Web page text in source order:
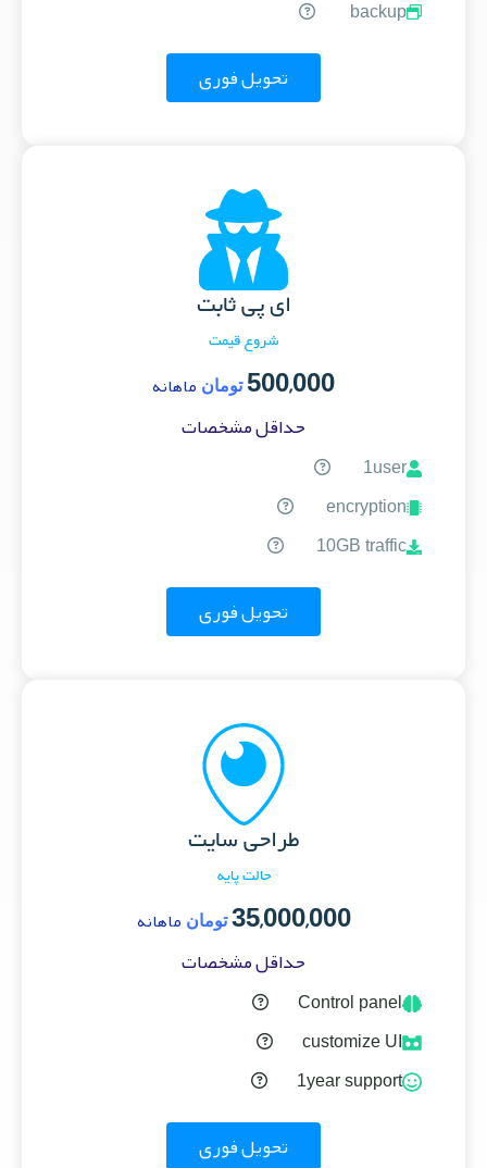
backup
تحویل فوری
ای پی ثابت
شروع قیمت
500,000 تومان ماهانه
حداقل مشخصات
1user
encryption
10GB traffic
تحویل فوری
طراحی سایت
حالت پایه
35,000,000 تومان ماهانه
حداقل مشخصات
Control panel
customize UI
1year support
تحویل فوری